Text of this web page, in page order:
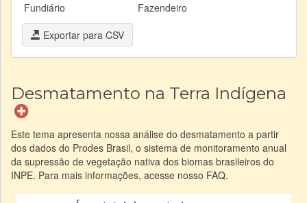
Fundiário
Fazendeiro
Exportar para CSV
Desmatamento na Terra Indígena
Este tema apresenta nossa análise do desmatamento a partir
dos dados do Prodes Brasil, o sistema de monitoramento anual
da supressão de vegetação nativa dos biomas brasileiros do
INPE. Para mais informações, acesse nosso FAQ.